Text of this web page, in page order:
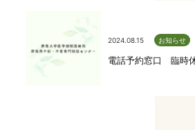
2024.08.15 お知らせ
電話予約窓口 臨時